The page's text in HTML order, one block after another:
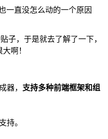
一直没怎么动的一个原因
子，于是就去了解了一下，
啊！
器， 支持多种前端框架和组
持。